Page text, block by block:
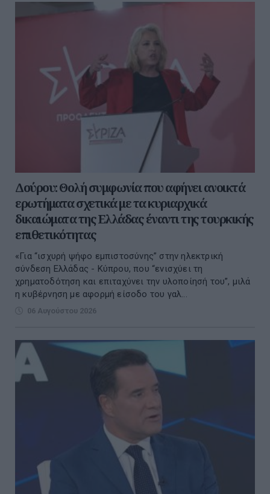
Δούρου: Θολή συμφωνία που αφήνει ανοικτά
ερωτήματα σχετικά με τα κυριαρχικά
δικαιώματα της Ελλάδας έναντι της τουρκικής
επιθετικότητας
«Για “ισχυρή ψήφο εμπιστοσύνης” στην ηλεκτρική
σύνδεση Ελλάδας - Κύπρου, που “ενισχύει τη
χρηματοδότηση και επιταχύνει την υλοποίησή του”, μιλά
η κυβέρνηση με αφορμή είσοδο του γαλ...
06 Αυγούστου 2026